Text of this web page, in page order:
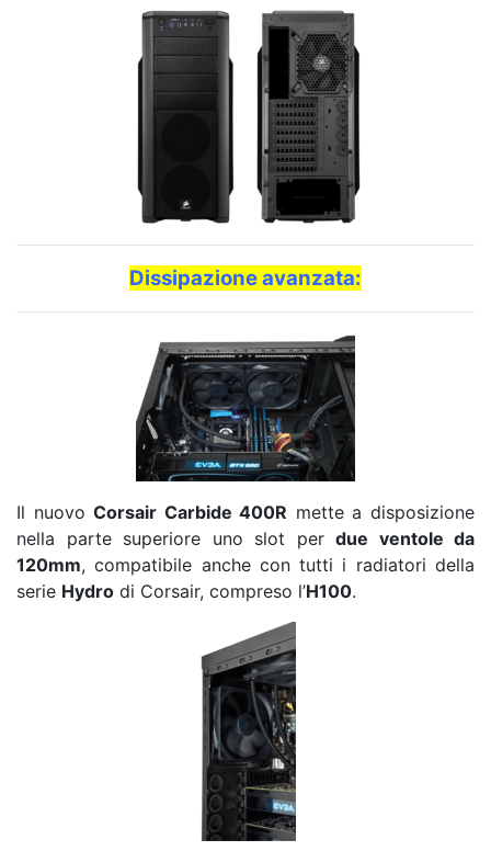
Dissipazione avanzata:
Il nuovoCorsair Carbide 400R mette a disposizione
nella parte superiore uno slot per due ventole da
120mm, compatibile anche con tutti i radiatori della
serie Hydro di Corsair, compreso l’H100.